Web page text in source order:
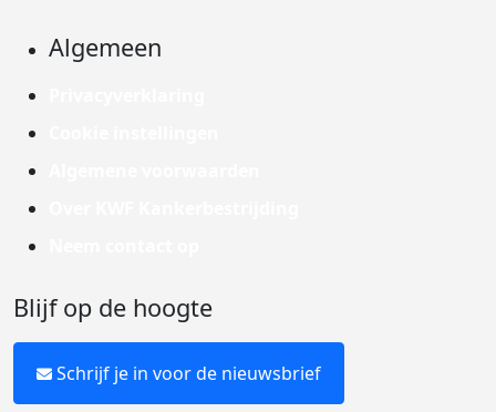
Algemeen
Blijf op de hoogte
Schrijf je in voor de nieuwsbrief